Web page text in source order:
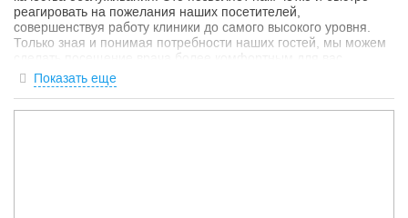
реагировать на пожелания наших посетителей,
совершенствуя работу клиники до самого высокого уровня.
Только зная и понимая потребности наших гостей, мы можем
сделать посещение врача более комфортным для вас.
Обратившись к нам, вы почувствуете искренне
доброжелательное отношение и получите
квалифицированную медицинскую помощь. Если вы уже наш
Показать еще